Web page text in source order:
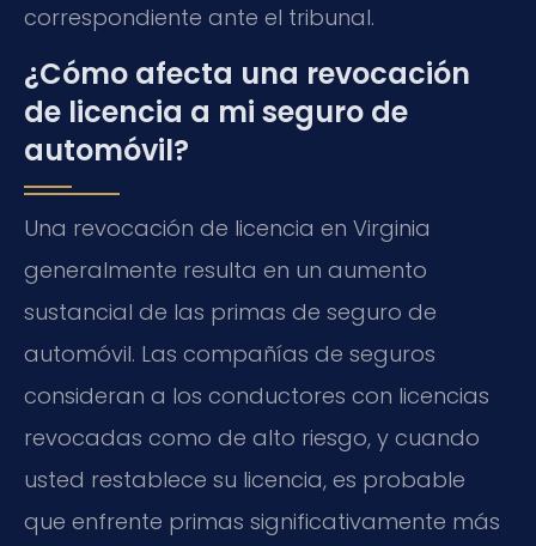
correspondiente ante el tribunal.
¿Cómo afecta una revocación
de licencia a mi seguro de
automóvil?
Una revocación de licencia en Virginia
generalmente resulta en un aumento
sustancial de las primas de seguro de
automóvil. Las compañías de seguros
consideran a los conductores con licencias
revocadas como de alto riesgo, y cuando
usted restablece su licencia, es probable
que enfrente primas significativamente más